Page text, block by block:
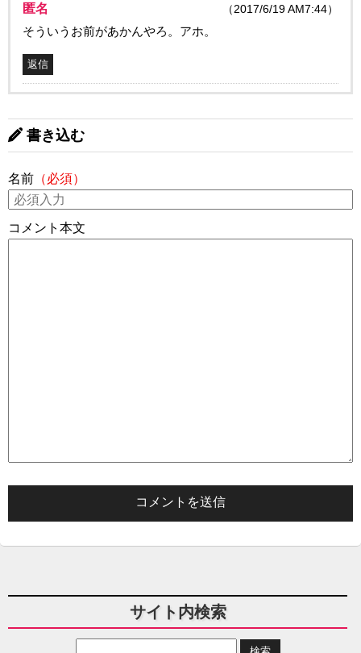
匿名 （2017/6/19 AM7:44）
そういうお前があかんやろ。アホ。
返信
書き込む
名前 （必須）
コメント本文
サイト内検索